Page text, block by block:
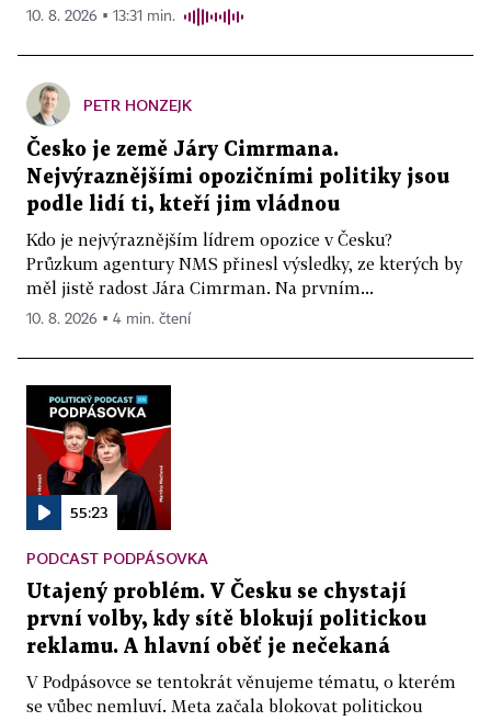
10. 8. 2026 ▪ 13:31 min.
PETR HONZEJK
Česko je země Járy Cimrmana.
Nejvýraznějšími opozičními politiky jsou
podle lidí ti, kteří jim vládnou
Kdo je nejvýraznějším lídrem opozice v Česku?
Průzkum agentury NMS přinesl výsledky, ze kterých by
měl jistě radost Jára Cimrman. Na prvním...
10. 8. 2026 ▪ 4 min. čtení
55:23
PODCAST PODPÁSOVKA
Utajený problém. V Česku se chystají
první volby, kdy sítě blokují politickou
reklamu. A hlavní oběť je nečekaná
V Podpásovce se tentokrát věnujeme tématu, o kterém
se vůbec nemluví. Meta začala blokovat politickou